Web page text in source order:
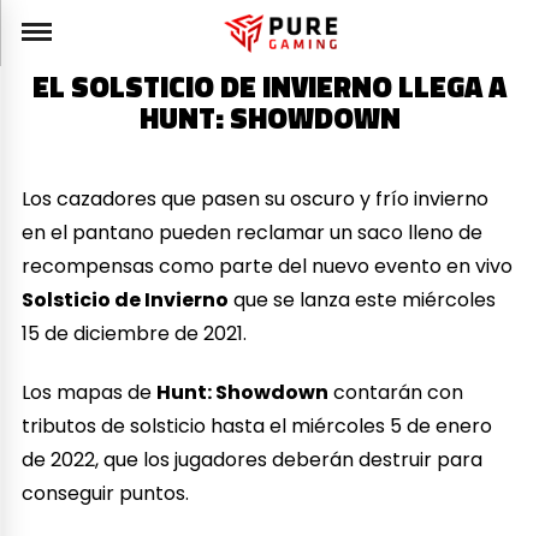
EL SOLSTICIO DE INVIERNO LLEGA A
HUNT: SHOWDOWN
Los cazadores que pasen su oscuro y frío invierno
en el pantano pueden reclamar un saco lleno de
recompensas como parte del nuevo evento en vivo
Solsticio de Invierno que se lanza este miércoles
15 de diciembre de 2021.
Los mapas de Hunt: Showdown contarán con
tributos de solsticio hasta el miércoles 5 de enero
de 2022, que los jugadores deberán destruir para
conseguir puntos.